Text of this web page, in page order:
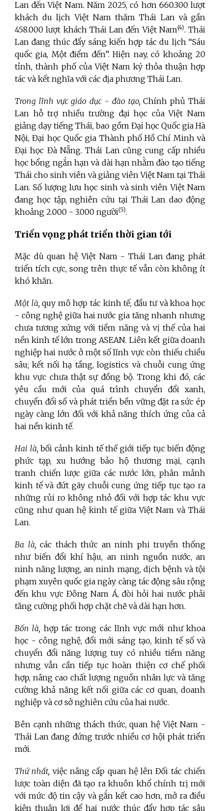
Lan đến Việt Nam. Năm 2025, có hơn 660.300 lượt
khách du lịch Việt Nam thăm Thái Lan và gần
458.000 lượt khách Thái Lan đến Việt Nam(4). Thái
Lan đang thúc đẩy sáng kiến hợp tác du lịch “Sáu
quốc gia, Một điểm đến”. Hiện nay, có khoảng 20
tỉnh, thành phố của Việt Nam ký thỏa thuận hợp
tác và kết nghĩa với các địa phương Thái Lan.
Trong lĩnh vực giáo dục - đào tạo,Chính phủ Thái
Lan hỗ trợ nhiều trường đại học của Việt Nam
giảng dạy tiếng Thái, bao gồm Đại học Quốc gia Hà
Nội, Đại học Quốc gia Thành phố Hồ Chí Minh và
Đại học Đà Nẵng. Thái Lan cũng cung cấp nhiều
học bổng ngắn hạn và dài hạn nhằm đào tạo tiếng
Thái cho sinh viên và giảng viên Việt Nam tại Thái
Lan. Số lượng lưu học sinh và sinh viên Việt Nam
đang học tập, nghiên cứu tại Thái Lan dao động
khoảng 2.000 - 3.000 người(5).
Triển vọng phát triển thời gian tới
Mặc dù quan hệ Việt Nam - Thái Lan đang phát
triển tích cực, song trên thực tế vẫn còn không ít
khó khăn.
Một là,quy mô hợp tác kinh tế, đầu tư và khoa học
- công nghệ giữa hai nước gia tăng nhanh nhưng
chưa tương xứng với tiềm năng và vị thế của hai
nền kinh tế lớn trong ASEAN. Liên kết giữa doanh
nghiệp hai nước ở một số lĩnh vực còn thiếu chiều
sâu; kết nối hạ tầng, logistics và chuỗi cung ứng
khu vực chưa thật sự đồng bộ. Trong khi đó, các
yêu cầu mới của quá trình chuyển đổi xanh,
chuyển đổi số và phát triển bền vững đặt ra sức ép
ngày càng lớn đối với khả năng thích ứng của cả
hai nền kinh tế.
Hai là,bối cảnh kinh tế thế giới tiếp tục biến động
phức tạp, xu hướng bảo hộ thương mại, cạnh
tranh chiến lược giữa các nước lớn, phân mảnh
kinh tế và đứt gãy chuỗi cung ứng tiếp tục tạo ra
những rủi ro không nhỏ đối với hợp tác khu vực
cũng như quan hệ kinh tế giữa Việt Nam và Thái
Lan.
Ba là,các thách thức an ninh phi truyền thống
như biến đổi khí hậu, an ninh nguồn nước, an
ninh năng lượng, an ninh mạng, dịch bệnh và tội
phạm xuyên quốc gia ngày càng tác động sâu rộng
đến khu vực Đông Nam Á, đòi hỏi hai nước phải
tăng cường phối hợp chặt chẽ và dài hạn hơn.
Bốn là, hợp tác trong các lĩnh vực mới như khoa
học - công nghệ, đổi mới sáng tạo, kinh tế số và
chuyển đổi năng lượng tuy có nhiều tiềm năng
nhưng vẫn cần tiếp tục hoàn thiện cơ chế phối
hợp, nâng cao chất lượng nguồn nhân lực và tăng
cường khả năng kết nối giữa các cơ quan, doanh
nghiệp và cơ sở nghiên cứu của hai nước.
Bên cạnh những thách thức, quan hệ Việt Nam -
Thái Lan đang đứng trước nhiều cơ hội phát triển
mới.
Thứ nhất, việc nâng cấp quan hệ lên Đối tác chiến
lược toàn diện đã tạo ra khuôn khổ chính trị mới
với mức độ tin cậy và gắn kết cao hơn, mở ra điều
kiện thuận lợi để hai nước thúc đẩy hợp tác sâu